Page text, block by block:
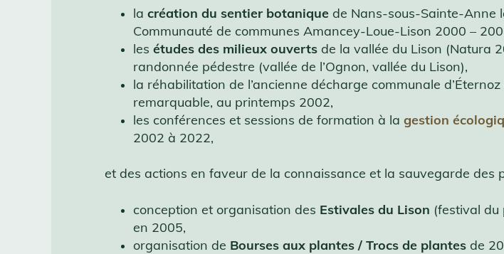
la création du sentier botanique de Nans-sous-Sainte-Anne
Communauté de communes Amancey-Loue-Lison 2000 –
les études des milieux ouverts de la vallée du Lison (Natura
randonnée pédestre (vallée de l’Ognon, vallée du Lison),
la réhabilitation de l’ancienne décharge communale d’Éternoz
remarquable, au printemps 2002,
les conférences et sessions de formation à la gestion
2002 à 2022,
et des actions en faveur de la connaissance et la sauvegarde des
conception et organisation des Estivales du Lison (festival du
en 2005,
organisation de Bourses aux plantes / Trocs de plantes de